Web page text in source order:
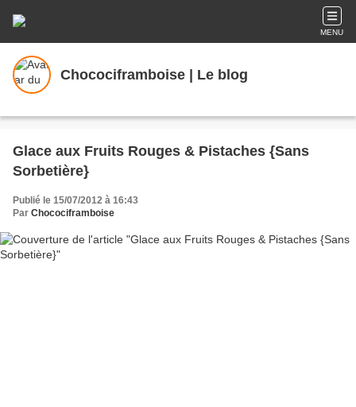
MENU
Chocociframboise | Le blog
Glace aux Fruits Rouges & Pistaches {Sans
Sorbetière}
Publié le 15/07/2012 à 16:43
Par Chocociframboise